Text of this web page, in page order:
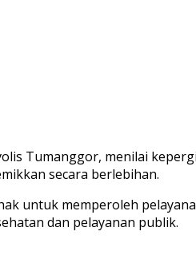
Tumanggor, menilai
secara berlebihan.
untuk memperoleh
dan pelayanan publik.